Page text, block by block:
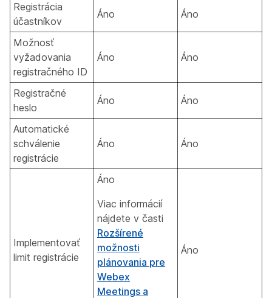
Registrácia
účastníkov
Áno Áno
Možnosť
vyžadovania
registračného ID
Áno Áno
Registračné
heslo
Áno Áno
Automatické
schválenie
registrácie
Áno Áno
Implementovať
limit registrácie
Áno
Viac informácií
nájdete v časti
Rozšírené
možnosti
plánovania pre
Webex
Meetings a
Áno